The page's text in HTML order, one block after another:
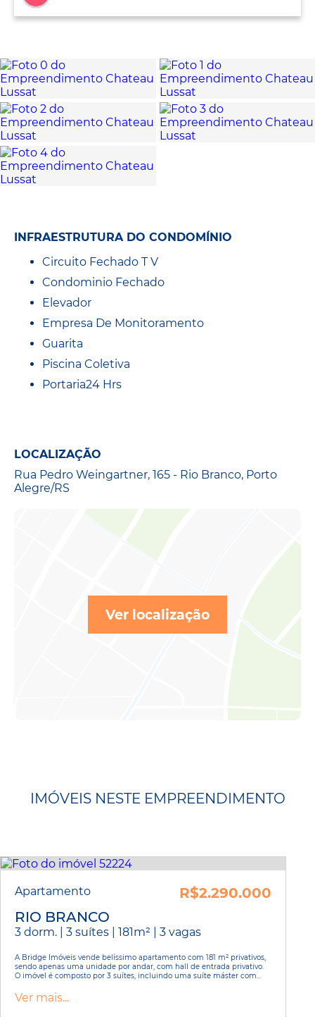
INFRAESTRUTURA DO CONDOMÍNIO
Circuito Fechado T V
Condominio Fechado
Elevador
Empresa De Monitoramento
Guarita
Piscina Coletiva
Portaria24 Hrs
LOCALIZAÇÃO
Rua Pedro Weingartner, 165 - Rio Branco, Porto
Alegre/RS
Ver localização
IMÓVEIS NESTE EMPREENDIMENTO
Apartamento
R$2.290.000
RIO BRANCO
3 dorm. | 3 suítes | 181m² | 3 vagas
A Bridge Imóveis vende belíssimo apartamento com 181 m² privativos,
sendo apenas uma unidade por andar, com hall de entrada privativo.
O imóvel é composto por 3 suítes, incluindo uma suíte máster com...
Ver mais...